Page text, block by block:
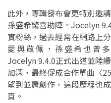
此外，專輯發布會更特別邀
孫盛希驚喜助陣。Jocelyn
實粉絲，過去經常在網路上
愛與敬佩，孫盛希也曾
Jocelyn 9.4.0正式出道並陸
加深，最終促成合作單曲〈
望到並肩創作，這段歷程也
頁。